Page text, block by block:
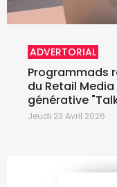
ADVERTORIAL
Programmads
du Retail
générative
Jeudi 23 Avril 2026